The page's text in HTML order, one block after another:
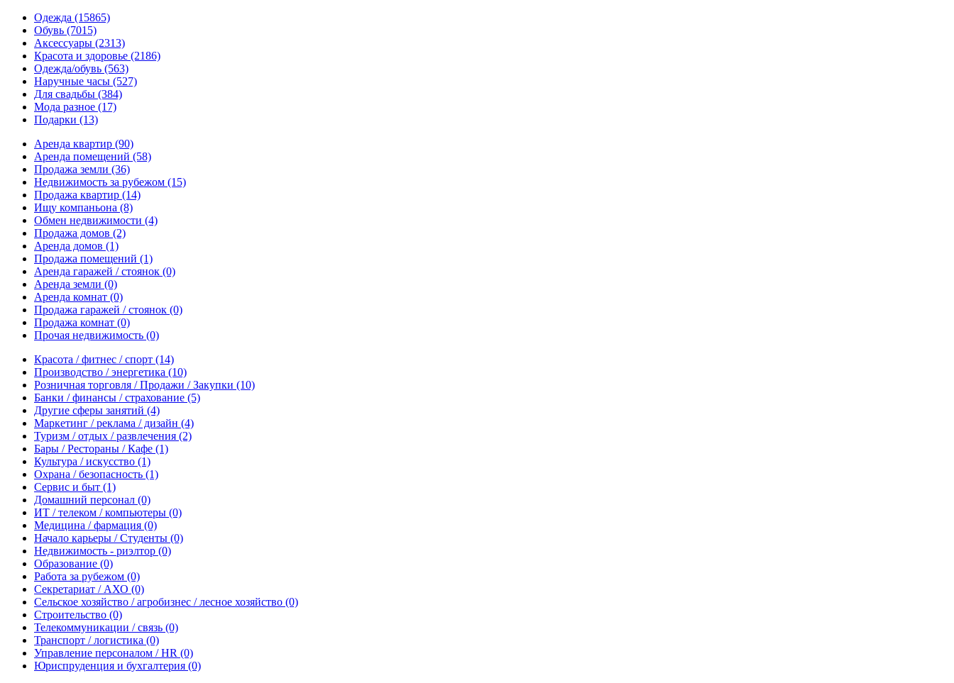
Одежда (15865)
Обувь (7015)
Аксессуары (2313)
Красота и здоровье (2186)
Одежда/обувь (563)
Наручные часы (527)
Для свадьбы (384)
Мода разное (17)
Подарки (13)
Аренда квартир (90)
Аренда помещений (58)
Продажа земли (36)
Недвижимость за рубежом (15)
Продажа квартир (14)
Ищу компаньона (8)
Обмен недвижимости (4)
Продажа домов (2)
Аренда домов (1)
Продажа помещений (1)
Аренда гаражей / стоянок (0)
Аренда земли (0)
Аренда комнат (0)
Продажа гаражей / стоянок (0)
Продажа комнат (0)
Прочая недвижимость (0)
Красота / фитнес / спорт (14)
Производство / энергетика (10)
Розничная торговля / Продажи / Закупки (10)
Банки / финансы / страхование (5)
Другие сферы занятий (4)
Маркетинг / реклама / дизайн (4)
Туризм / отдых / развлечения (2)
Бары / Рестораны / Кафе (1)
Культура / искусство (1)
Охрана / безопасность (1)
Сервис и быт (1)
Домашний персонал (0)
ИТ / телеком / компьютеры (0)
Медицина / фармация (0)
Начало карьеры / Студенты (0)
Недвижимость - риэлтор (0)
Образование (0)
Работа за рубежом (0)
Секретариат / АХО (0)
Сельское хозяйство / агробизнес / лесное хозяйство (0)
Строительство (0)
Телекоммуникации / связь (0)
Транспорт / логистика (0)
Управление персоналом / HR (0)
Юриспруденция и бухгалтерия (0)